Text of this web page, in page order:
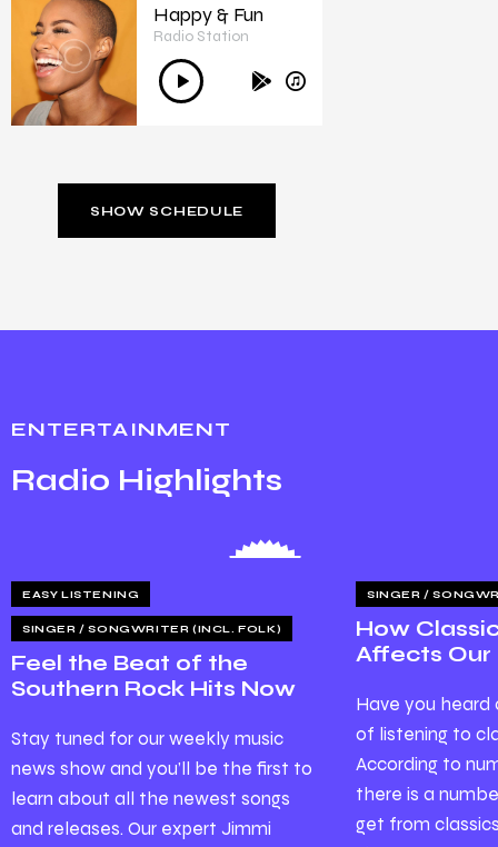
5
Happy & Fun
Radio Station
Audió
lejátszó
SHOW SCHEDULE
ENTERTAINMENT
Radio Highlights
EASY LISTENING
SINGER / SONGWRITER (INCL. FOLK)
Feel the Beat of the
Southern Rock Hits Now
Stay tuned for our weekly music
news show and you’ll be the first to
learn about all the newest songs
and releases. Our expert Jimmi
SINGER /
How
Affects Our
Have you
of listening to
According to
there is a
get from